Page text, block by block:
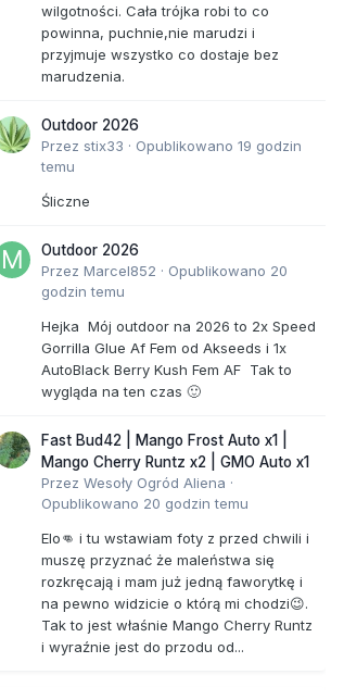
wilgotności. Cała trójka robi to co
powinna, puchnie,nie marudzi i
przyjmuje wszystko co dostaje bez
marudzenia.
Outdoor 2026
Przez stix33 · Opublikowano 19 godzin
temu
Śliczne
Outdoor 2026
Przez Marcel852 · Opublikowano 20
godzin temu
Hejka Mój outdoor na 2026 to 2x Speed
Gorrilla Glue Af Fem od Akseeds i 1x
AutoBlack Berry Kush Fem AF Tak to
wygląda na ten czas 🙂
Fast Bud42 | Mango Frost Auto x1 |
Mango Cherry Runtz x2 | GMO Auto x1
Przez Wesoły Ogród Aliena ·
Opublikowano 20 godzin temu
Elo👊 i tu wstawiam foty z przed chwili i
muszę przyznać że maleństwa się
rozkręcają i mam już jedną faworytkę i
na pewno widzicie o którą mi chodzi😉.
Tak to jest właśnie Mango Cherry Runtz
i wyraźnie jest do przodu od...